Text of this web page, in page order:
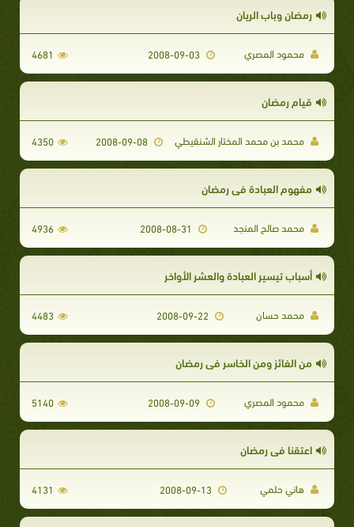
رمضان وباب الريان
محمود المصري 4681
قيام رمضان
محمد بن محمد المختار الشنقيطي 4350
مفهوم العبادة في رمضان
محمد صالح المنجد 4936
أسباب تيسير العبادة والعشر الأواخر
محمد حسان 4483
من الفائز ومن الخاسر في رمضان
محمود المصري 5140
اعتقنا في رمضان
هاني حلمي 4131